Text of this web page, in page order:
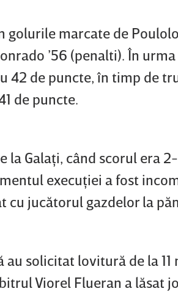
marcate de Poulolo
’56 (penalti). În
42 de puncte, în timp de
de puncte.
Galaţi, când scorul era
execuţiei a fost
cu jucătorul gazdelor la
solicitat lovitură de la 11
Viorel Flueran a lăsat